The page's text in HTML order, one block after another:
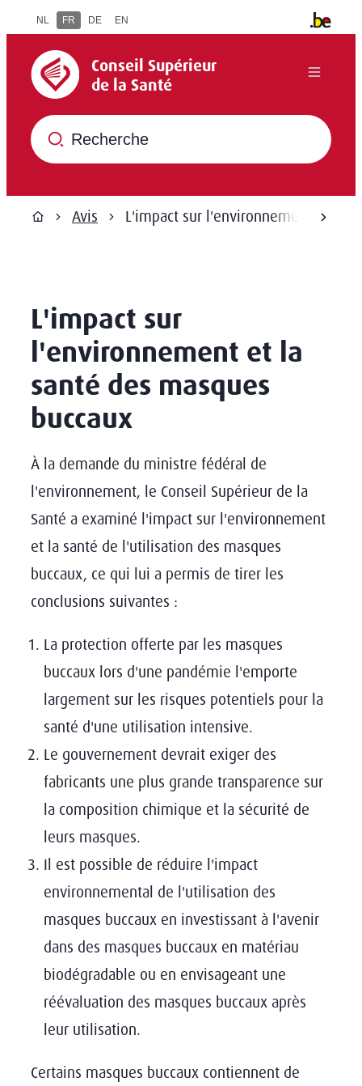
Au contenu
NL FR DE EN
Autres
Conseil Supérieur de la Santé
Conseil Supérieur
de la Santé
Que recherchez-vous ?
Menu
Page d'accueil
Avis L'impact sur l'environnement et la
L'impact sur
l'environnement et la
santé des masques
buccaux
À la demande du ministre fédéral de
l'environnement, le Conseil Supérieur de la
Santé a examiné l'impact sur l'environnement
et la santé de l'utilisation des masques
buccaux, ce qui lui a permis de tirer les
conclusions suivantes :
La protection offerte par les masques
buccaux lors d'une pandémie l'emporte
largement sur les risques potentiels pour la
santé d'une utilisation intensive.
Le gouvernement devrait exiger des
fabricants une plus grande transparence sur
la composition chimique et la sécurité de
leurs masques.
Il est possible de réduire l'impact
environnemental de l'utilisation des
masques buccaux en investissant à l'avenir
dans des masques buccaux en matériau
biodégradable ou en envisageant une
réévaluation des masques buccaux après
leur utilisation.
Certains masques buccaux contiennent de